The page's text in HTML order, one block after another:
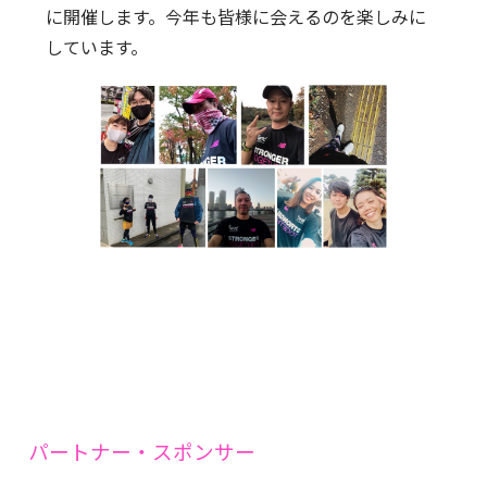
に開催します。今年も皆様に会えるのを楽しみに
しています。
パートナー・スポンサー